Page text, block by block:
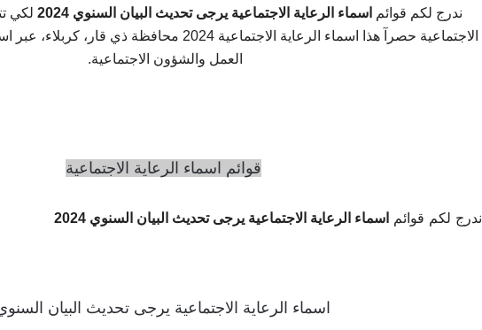
ندرج لكم قوائم اسماء الرعاية الاجتماعية يرجى تحديث البيان السنوي 2024
لكي
الاجتماعية حصرآ هذا اسماء الرعاية الاجتماعية 2024
العمل والشؤون الاجتماعية.
قوائم اسماء الرعاية الاجتماعية
ندرج لكم قوائم اسماء الرعاية الاجتماعية يرجى تحديث البيان السنوي 2024
اسماء الرعاية الاجتماعية يرجى تحديث البيان